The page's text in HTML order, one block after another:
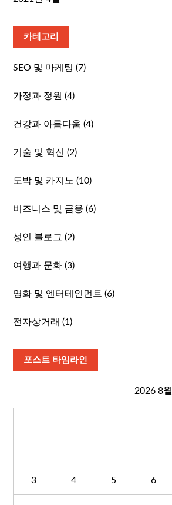
카테고리
SEO 및 마케팅 (7)
가정과 정원 (4)
건강과 아름다움 (4)
기술 및 혁신 (2)
도박 및 카지노 (10)
비즈니스 및 금융 (6)
성인 블로그 (2)
여행과 문화 (3)
영화 및 엔터테인먼트 (6)
전자상거래 (1)
포스트 타임라인
2026 8월
3 4 5 6